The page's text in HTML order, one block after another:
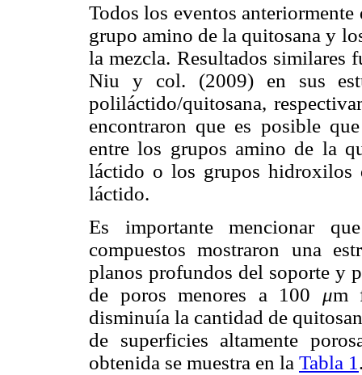
Todos los eventos
grupo amino de la quitosana y
la mezcla. Resultados similares
Niu y col. (2009) en sus
poliláctido/quitosana,
encontraron que es posible
entre los grupos amino de la
láctido o los grupos
láctido.
Es importante mencionar
compuestos mostraron una
planos profundos del soporte y
de poros menores a 100 μm
disminuía la cantidad de
de superficies altamente
obtenida se muestra en la Tabla 1